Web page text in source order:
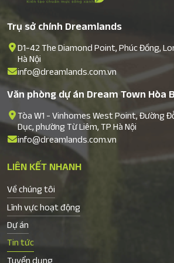
Trụ sở chính Dreamlands
D1-42 The Diamond Point, Phúc Đồng,
Hà Nội
info@dreamlands.com.vn
Văn phòng dự án Dream Town Hòa
Tòa W1 - Vinhomes West Point, Đường
Dục, phường Từ Liêm, TP Hà Nội
info@dreamlands.com.vn
LIÊN KẾT NHANH
Về chúng tôi
Lĩnh vực hoạt động
Dự án
Tin tức
Tuyển dụng